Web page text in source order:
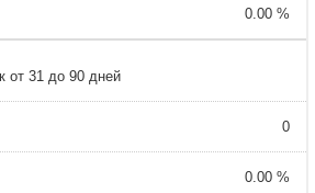
0.00 %
от 31 до 90 дней
0
0.00 %